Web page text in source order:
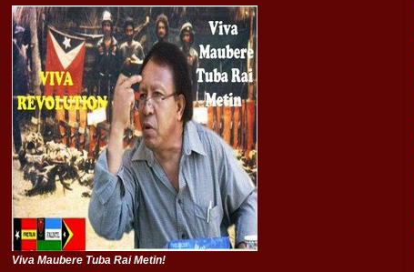
Viva Maubere Tuba Rai Metin!